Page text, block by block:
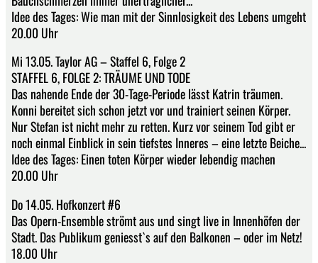
Idee des Tages: Wie man mit der Sinnlosigkeit des Lebens umgeht
20.00 Uhr
Mi 13.05. Taylor AG – Staffel 6, Folge 2
STAFFEL 6, FOLGE 2: TRÄUME UND TODE
Das nahende Ende der 30-Tage-Periode lässt Katrin träumen.
Konni bereitet sich schon jetzt vor und trainiert seinen Körper.
Nur Stefan ist nicht mehr zu retten. Kurz vor seinem Tod gibt er
noch einmal Einblick in sein tiefstes Inneres – eine letzte Beiche...
Idee des Tages: Einen toten Körper wieder lebendig machen
20.00 Uhr
Do 14.05. Hofkonzert #6
Das Opern-Ensemble strömt aus und singt live in Innenhöfen der
Stadt. Das Publikum geniesst`s auf den Balkonen – oder im Netz!
18.00 Uhr